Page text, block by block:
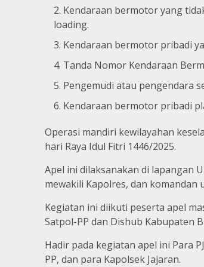
Kendaraan bermotor yang
loading.
Kendaraan bermotor pribadi
Tanda Nomor Kendaraan
Pengemudi atau pengendara
Kendaraan bermotor pribadi
Operasi mandiri kewilayahan
hari Raya Idul Fitri 1446/2025.
Apel ini dilaksanakan di lapangan
mewakili Kapolres, dan komandan
Kegiatan ini diikuti peserta apel
Satpol-PP dan Dishub Kabupaten
Hadir pada kegiatan apel ini Para
PP, dan para Kapolsek Jajaran.